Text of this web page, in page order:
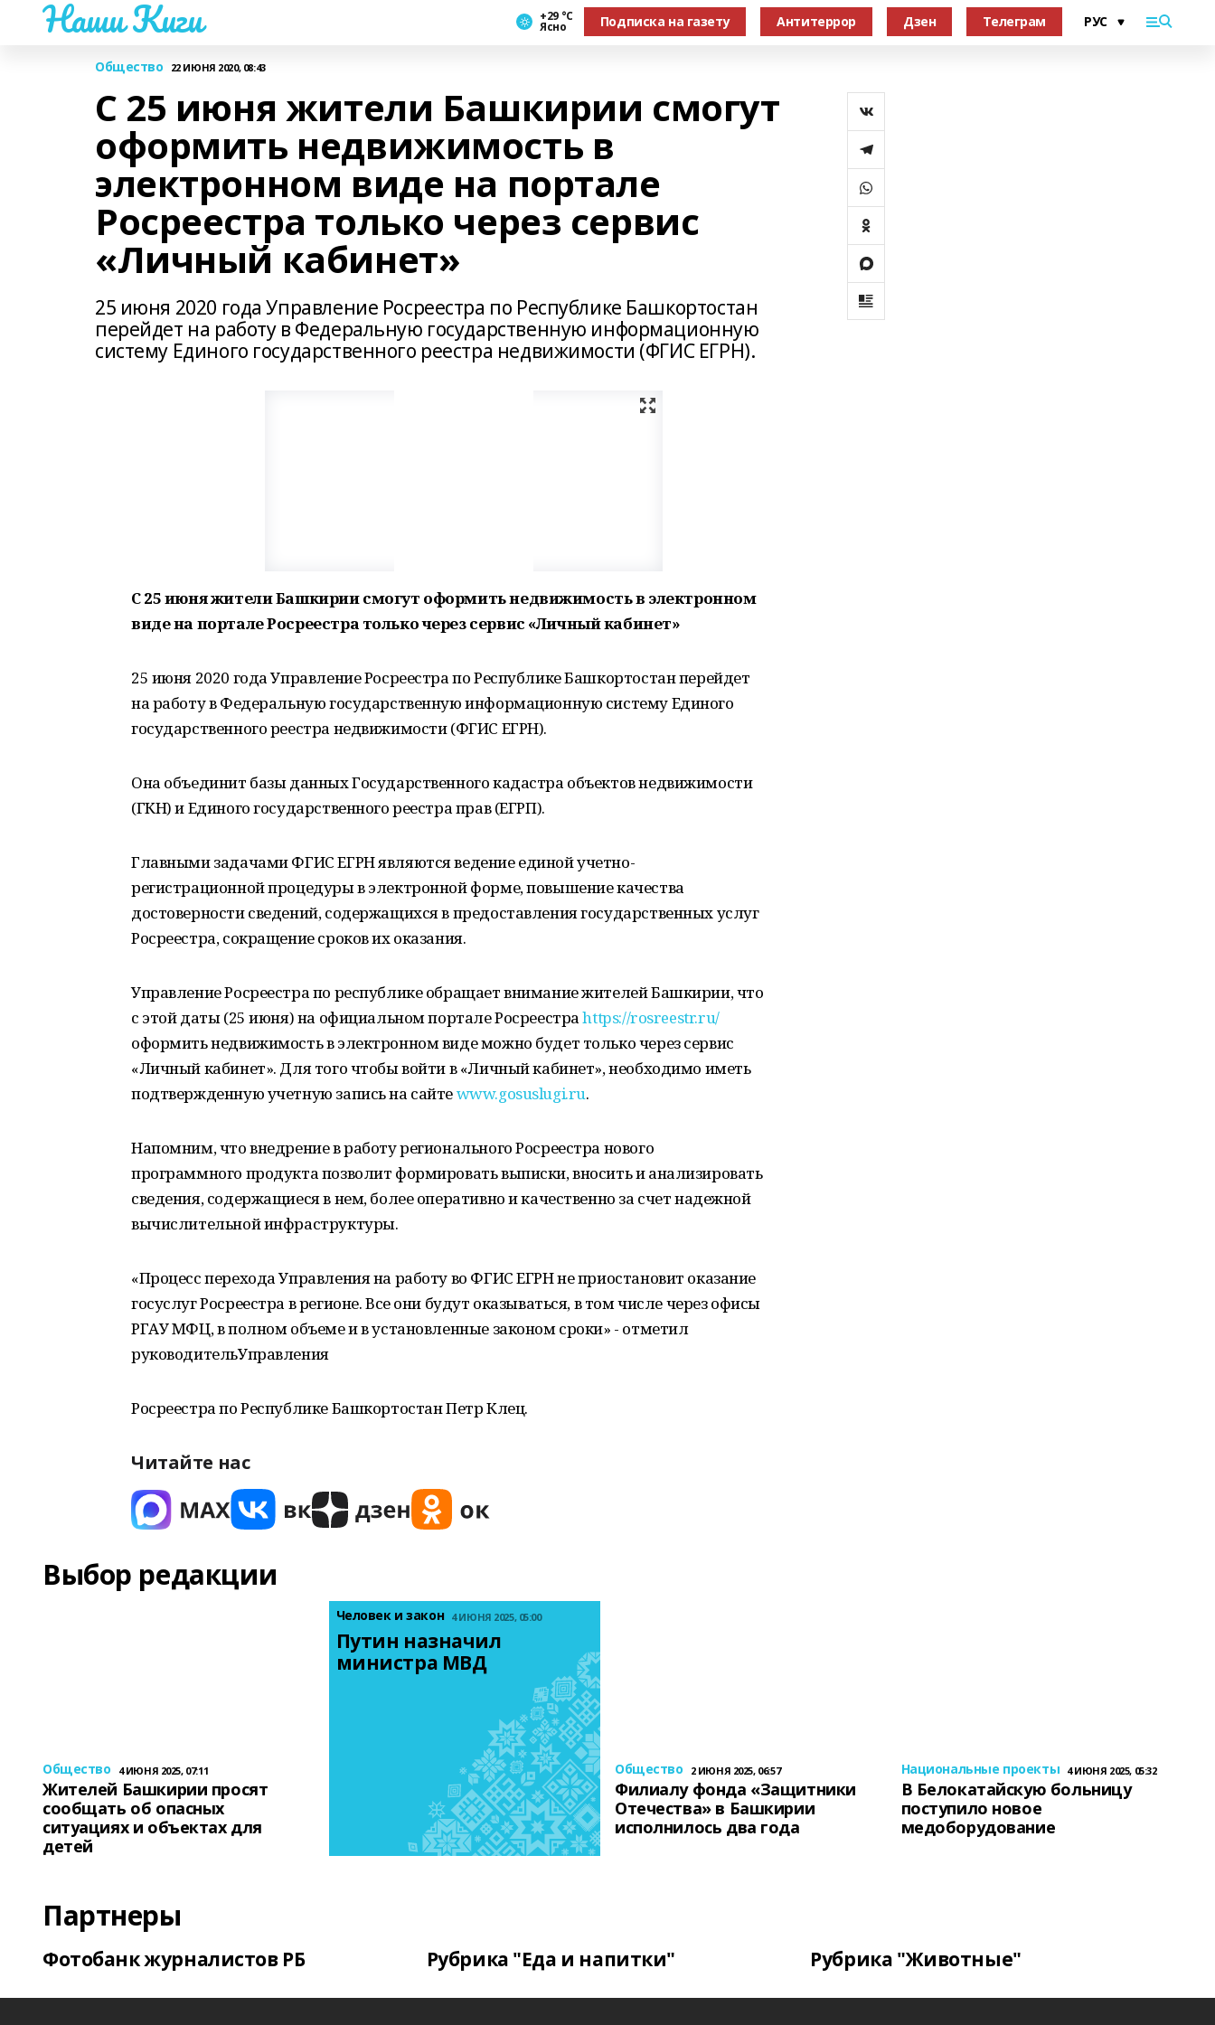
Наши Киги +29 °С
Ясно Подписка на газету Антитеррор Дзен Телеграм
Общество 22 ИЮНЯ 2020, 08:43
С 25 июня жители Башкирии смогут
оформить недвижимость в
электронном виде на портале
Росреестра только через сервис
«Личный кабинет»
25 июня 2020 года Управление Росреестра по Республике Башкортостан
перейдет на работу в Федеральную государственную информационную
систему Единого государственного реестра недвижимости (ФГИС ЕГРН).
С 25 июня жители Башкирии смогут оформить недвижимость в электронном
виде на портале Росреестра только через сервис «Личный кабинет»
25 июня 2020 года Управление Росреестра по Республике Башкортостан перейдет
на работу в Федеральную государственную информационную систему Единого
государственного реестра недвижимости (ФГИС ЕГРН).
Она объединит базы данных Государственного кадастра объектов недвижимости
(ГКН) и Единого государственного реестра прав (ЕГРП).
Главными задачами ФГИС ЕГРН являются ведение единой учетно-
регистрационной процедуры в электронной форме, повышение качества
достоверности сведений, содержащихся в предоставления государственных услуг
Росреестра, сокращение сроков их оказания.
Управление Росреестра по республике обращает внимание жителей Башкирии, что
с этой даты (25 июня) на официальном портале Росреестраhttps://rosreestr.ru/
оформить недвижимость в электронном виде можно будет только через сервис
«Личный кабинет». Для того чтобы войти в «Личный кабинет», необходимо иметь
подтвержденную учетную запись на сайтеwww.gosuslugi.ru.
Напомним, что внедрение в работу регионального Росреестра нового
программного продукта позволит формировать выписки, вносить и анализировать
сведения, содержащиеся в нем, более оперативно и качественно за счет надежной
вычислительной инфраструктуры.
«Процесс перехода Управления на работу во ФГИС ЕГРН не приостановит оказание
госуслуг Росреестра в регионе. Все они будут оказываться, в том числе через офисы
РГАУ МФЦ, в полном объеме и в установленные законом сроки» - отметил
руководительУправления
Росреестра по Республике Башкортостан Петр Клец.
Читайте нас
Выбор редакции
Общество 4 ИЮНЯ 2025, 07:11
Жителей Башкирии просят
сообщать об опасных
ситуациях и объектах для
детей
Человек и закон 4 ИЮНЯ 2025, 05:00
Путин назначил
министра МВД
Общество 2 ИЮНЯ 2025, 06:57
Филиалу фонда «Защитники
Отечества» в Башкирии
исполнилось два года
Национальные проекты 4 ИЮНЯ 2025, 05:32
В Белокатайскую больницу
поступило новое
медоборудование
Партнеры
Фотобанк журналистов РБ Рубрика "Еда и напитки" Рубрика "Животные"